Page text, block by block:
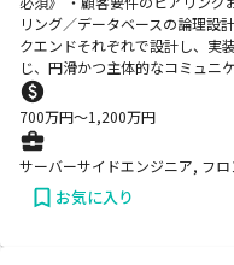
リング／データベースの論理設
クエンドそれぞれで設計し、実
じ、円滑かつ主体的なコミュニ
700万円〜1,200万円
サーバーサイドエンジニア, フ
お気に入り